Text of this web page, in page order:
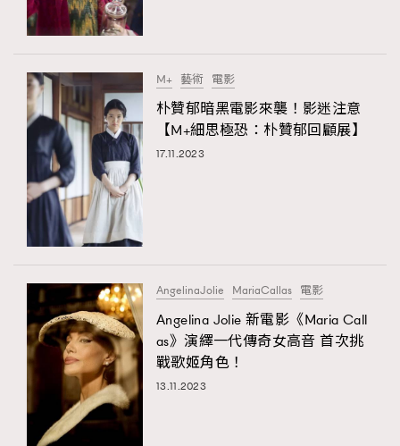
M+ 藝術 電影
朴贊郁暗黑電影來襲！影迷注意
【M+細思極恐：朴贊郁回顧展】
17.11.2023
AngelinaJolie MariaCallas 電影
Angelina Jolie 新電影《Maria Call
as》演繹一代傳奇女高音 首次挑
戰歌姬角色！
13.11.2023